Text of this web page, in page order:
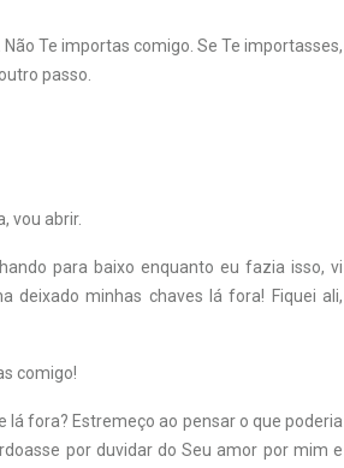
Te importas comigo. Se Te importasses,
passo.
vou abrir.
para baixo enquanto eu fazia isso, vi
deixado minhas chaves lá fora! Fiquei ali,
comigo!
lá fora? Estremeço ao pensar o que poderia
por duvidar do Seu amor por mim e